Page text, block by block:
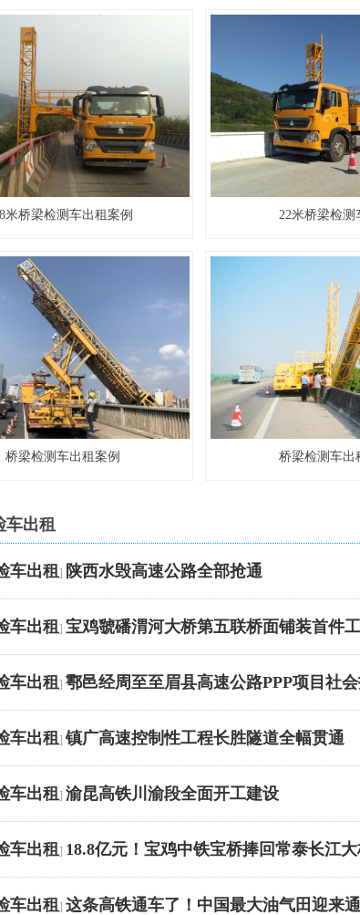
米桥梁检测车出租案例 22米桥梁检测
桥梁检测车出租案例 桥梁检测车出
车出租
车出租] 陕西水毁高速公路全部抢通
车出租] 宝鸡虢磻渭河大桥第五联桥面铺装首件
车出租] 鄠邑经周至至眉县高速公路PPP项目社
车出租] 镇广高速控制性工程长胜隧道全幅贯通
车出租] 渝昆高铁川渝段全面开工建设
车出租] 18.8亿元！宝鸡中铁宝桥捧回常泰长江
车出租] 这条高铁通车了！中国最大油气田迎来